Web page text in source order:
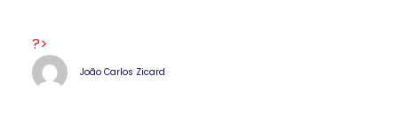
?>
João Carlos Zicard